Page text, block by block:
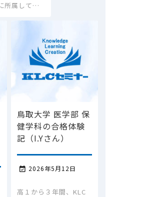
所属して…
鳥取大学 医学部 保
健学科の合格体験
記（I.Yさん）
 2026年5月12日
高１から３年間、KLC